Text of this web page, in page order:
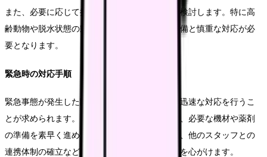
また、必要に応じて採血部位を変更することも検討します。特に高
齢動物や脱水状態の動物では、事前の十分な準備と慎重な対応が必
要となります。
緊急時の対応手順
緊急事態が発生した際は、冷静さを保ちながら迅速な対応を行うこ
とが求められます。まず獣医師への報告を行い、必要な機材や薬剤
の準備を素早く進めます。緊急処置室の準備や、他のスタッフとの
連携体制の確立など、システマティックな対応を心がけます。